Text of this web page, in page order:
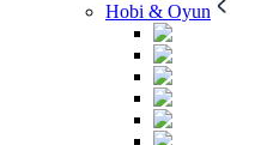
Hobi & Oyun